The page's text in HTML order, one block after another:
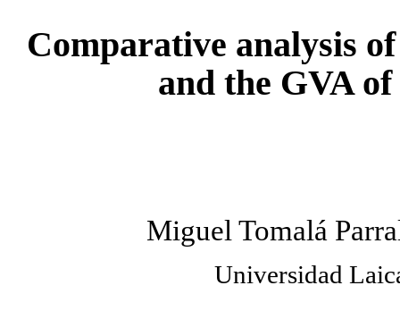
Comparative analysis
and the GVA
Miguel Tomalá
Universidad